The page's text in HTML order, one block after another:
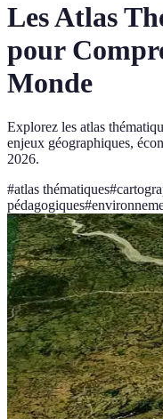
Les Atlas
pour
Monde
Explorez les atlas
enjeux géographiques,
2026.
#atlas thématiques#
pédagogiques#